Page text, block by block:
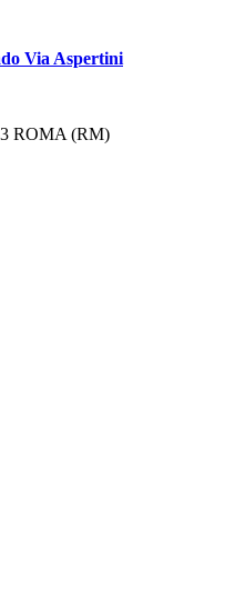
Via Aspertini
ROMA (RM)